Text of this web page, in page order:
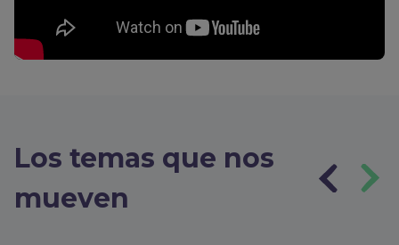
Los temas que nos
mueven